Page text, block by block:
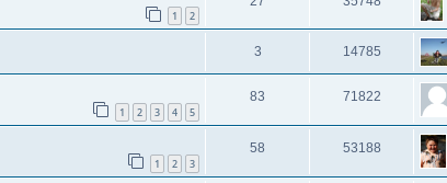
1 2
3 14785
1 2 3 4 5
83 71822
1 2 3
58 53188